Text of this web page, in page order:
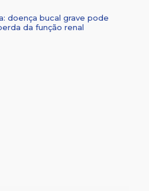
doença bucal grave pode
da função renal